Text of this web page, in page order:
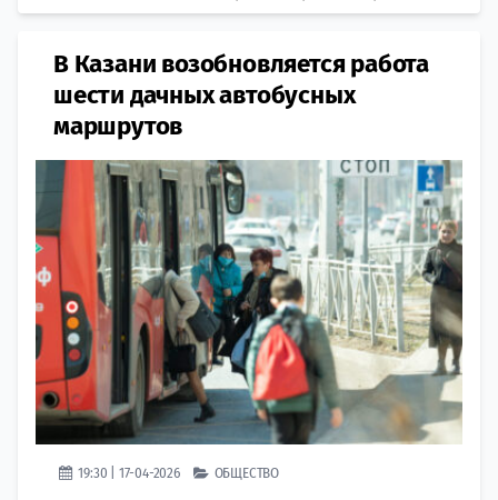
В Казани возобновляется работа
шести дачных автобусных
маршрутов
19:30 | 17-04-2026 ОБЩЕСТВО